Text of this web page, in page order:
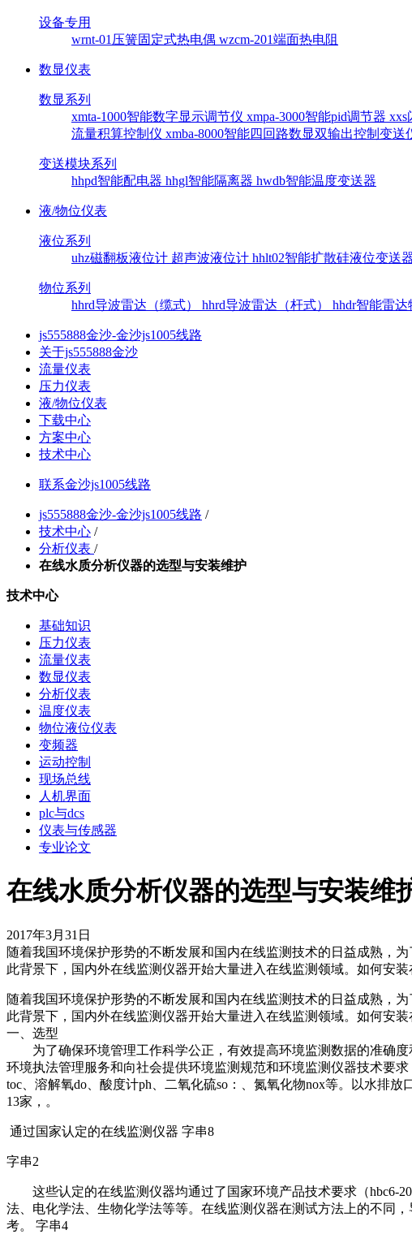
设备专用
wrnt-01压簧固定式热电偶 wzcm-201端面热电阻
数显仪表
数显系列
xmta-1000智能数字显示调节仪 xmpa-3000智能pid调节器 xxs
流量积算控制仪 xmba-8000智能四回路数显双输出控制变送
变送模块系列
hhpd智能配电器 hhgl智能隔离器 hwdb智能温度变送器
液/物位仪表
液位系列
uhz磁翻板液位计 超声波液位计 hhlt02智能扩散硅液位变送
物位系列
hhrd导波雷达（缆式） hhrd导波雷达（杆式） hhdr智能雷达
js555888金沙-金沙js1005线路
关于js555888金沙
流量仪表
压力仪表
液/物位仪表
下载中心
方案中心
技术中心
联系金沙js1005线路
js555888金沙-金沙js1005线路 /
技术中心 /
分析仪表 /
在线水质分析仪器的选型与安装维护
技术中心
基础知识
压力仪表
流量仪表
数显仪表
分析仪表
温度仪表
物位液位仪表
变频器
运动控制
现场总线
人机界面
plc与dcs
仪表与传感器
专业论文
在线水质分析仪器的选型与安装维
2017年3月31日
随着我国环境保护形势的不断发展和国内在线监测技术的日益成熟，
此背景下，国内外在线监测仪器开始大量进入在线监测领域。如何安装
随着我国环境保护形势的不断发展和国内在线监测技术的日益成熟，
此背景下，国内外在线监测仪器开始大量进入在线监测领域。如何安
一、选型
为了确保环境管理工作科学公正，有效提高环境监测数据的准确度
环境执法管理服务和向社会提供环境监测规范和环境监测仪器技术要
toc、溶解氧do、酸度计ph、二氧化硫so：、氮氧化物nox等。以水排
13家，。
通过国家认定的在线监测仪器 字串8
字串2
这些认定的在线监测仪器均通过了国家环境产品技术要求（hbc6-
法、电化学法、生物化学法等等。在线监测仪器在测试方法上的不同
考。 字串4